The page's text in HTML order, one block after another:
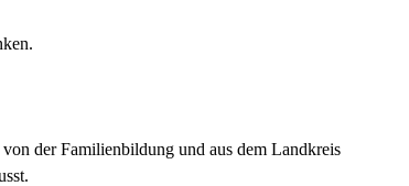
der Familienbildung und aus dem Landkreis